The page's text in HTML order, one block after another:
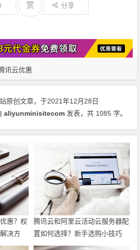
赏 分享
讯云优惠
原创文章，于2021年12月28日
aliyunminisitecom 发表，共 1085 字。
惠？权
决方
腾讯云和阿里云活动云服务器配
置如何选择？新手选购小技巧
最新代金券优惠券领取